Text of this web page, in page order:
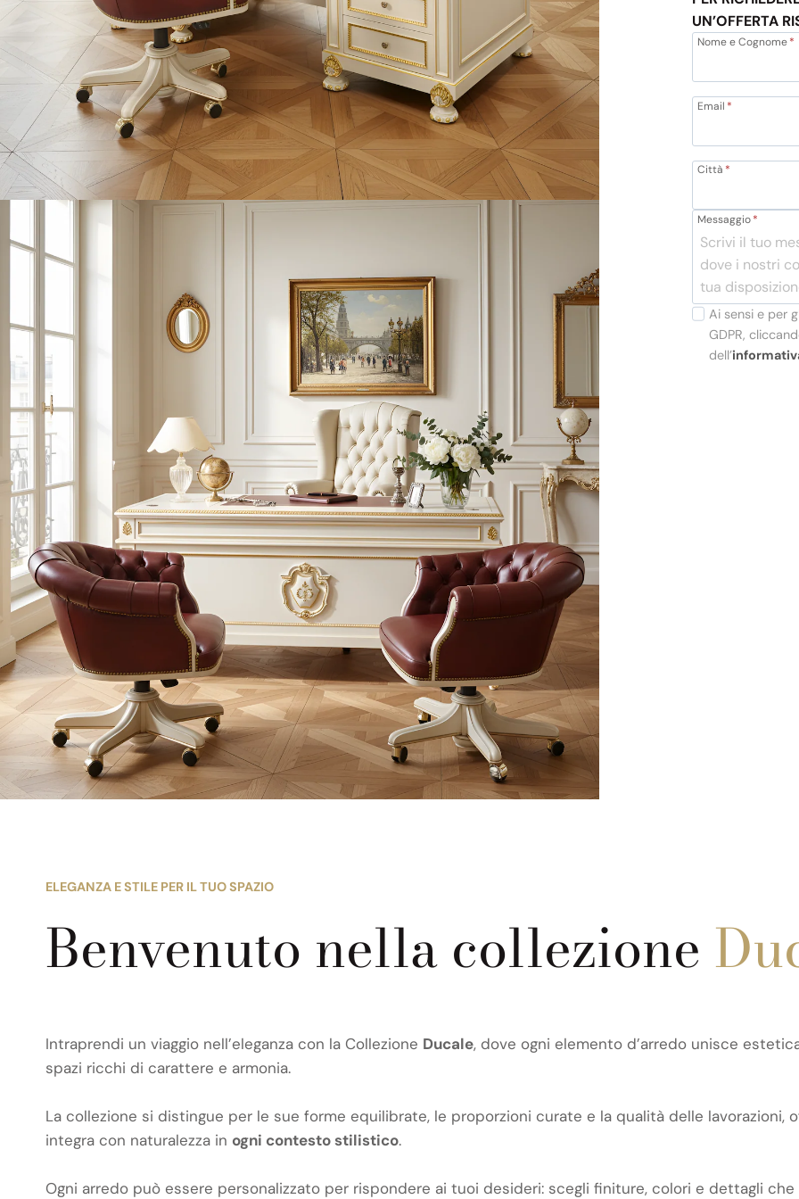
UN’OFFERTA
Nome e Cognome*
Email *
Città *
Messaggio*
Ai sensi e per
GDPR,
dell’
ELEGANZA E STILE PER IL TUO SPAZIO
Benvenuto nella collezione
Intraprendi un viaggio nell’eleganza con la Collezione Ducale, dove ogni elemento d’arredo unisce
spazi ricchi di carattere e armonia.
La collezione si distingue per le sue forme equilibrate, le proporzioni curate e la qualità delle
integra con naturalezza in ogni contesto stilistico.
Ogni arredo può essere personalizzato per rispondere ai tuoi desideri: scegli finiture, colori e dettagli